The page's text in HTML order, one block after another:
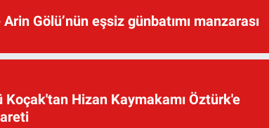
Gölü’nün eşsiz günbatımı manzarası
Hizan Kaymakamı Öztürk'e